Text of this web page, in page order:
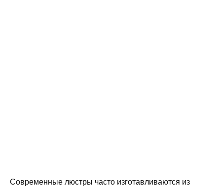
Современные люстры часто изготавливаются из